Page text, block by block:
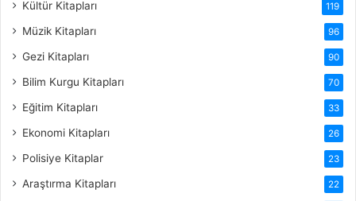
Kültür Kitapları 119
Müzik Kitapları 96
Gezi Kitapları 90
Bilim Kurgu Kitapları 70
Eğitim Kitapları 33
Ekonomi Kitapları 26
Polisiye Kitaplar 23
Araştırma Kitapları 22